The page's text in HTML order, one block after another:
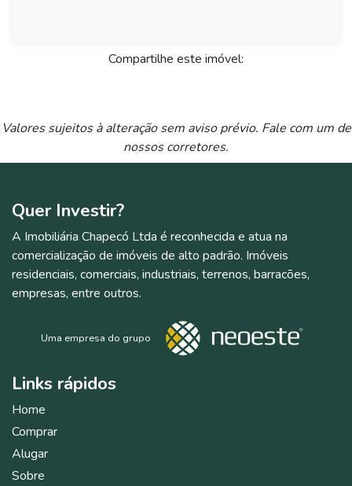
Compartilhe este imóvel:
Valores sujeitos à alteração sem aviso prévio. Fale com um de
nossos corretores.
Quer Investir?
A Imobiliária Chapecó Ltda é reconhecida e atua na
comercialização de imóveis de alto padrão. Imóveis
residenciais, comerciais, industriais, terrenos, barracões,
empresas, entre outros.
Uma empresa do grupo
Links rápidos
Home
Comprar
Alugar
Sobre